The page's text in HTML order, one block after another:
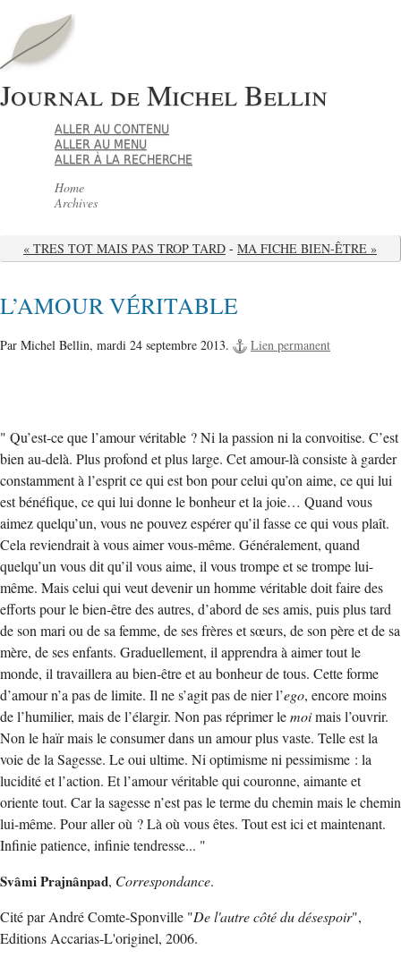
Journal de Michel Bellin
ALLER AU CONTENU
ALLER AU MENU
ALLER À LA RECHERCHE
Home
Archives
« TRES TOT MAIS PAS TROP TARD - MA FICHE BIEN-ÊTRE »
L’AMOUR VÉRITABLE
Par Michel Bellin, mardi 24 septembre 2013. Lien permanent
" Qu’est-ce que l’amour véritable ? Ni la passion ni la convoitise. C’est
bien au-delà. Plus profond et plus large. Cet amour-là consiste à garder
constamment à l’esprit ce qui est bon pour celui qu’on aime, ce qui lui
est bénéfique, ce qui lui donne le bonheur et la joie… Quand vous
aimez quelqu’un, vous ne pouvez espérer qu’il fasse ce qui vous plaît.
Cela reviendrait à vous aimer vous-même. Généralement, quand
quelqu’un vous dit qu’il vous aime, il vous trompe et se trompe lui-
même. Mais celui qui veut devenir un homme véritable doit faire des
efforts pour le bien-être des autres, d’abord de ses amis, puis plus tard
de son mari ou de sa femme, de ses frères et sœurs, de son père et de sa
mère, de ses enfants. Graduellement, il apprendra à aimer tout le
monde, il travaillera au bien-être et au bonheur de tous. Cette forme
d’amour n’a pas de limite. Il ne s’agit pas de nier l’ego, encore moins
de l’humilier, mais de l’élargir. Non pas réprimer lemoimais l’ouvrir.
Non le haïr mais le consumer dans un amour plus vaste. Telle est la
voie de la Sagesse. Le oui ultime. Ni optimisme ni pessimisme : la
lucidité et l’action. Et l’amour véritable qui couronne, aimante et
oriente tout. Car la sagesse n’est pas le terme du chemin mais le chemin
lui-même. Pour aller où ? Là où vous êtes. Tout est ici et maintenant.
Infinie patience, infinie tendresse... "
Svâmi Prajnânpad, Correspondance.
Cité par André Comte-Sponville "De l'autre côté du désespoir",
Editions Accarias-L'originel, 2006.